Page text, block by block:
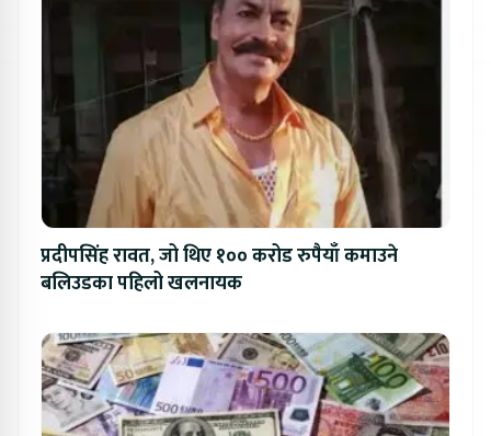
प्रदीपसिंह रावत, जो थिए १०० करोड रुपैयाँ कमाउने
बलिउडका पहिलो खलनायक